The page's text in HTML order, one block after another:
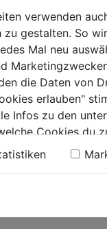
verwenden
zu gestalten. So
Mal neu
die Daten von
erlauben"
Infos zu den
Cookies du
du in unserer